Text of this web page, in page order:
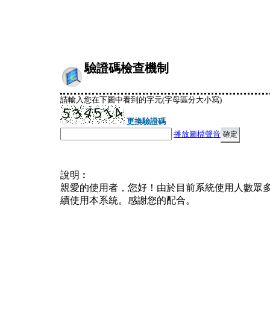
驗證碼檢查機制
請輸入您在下圖中看到的字元(字母區分大小寫)
更換驗證碼
播放圖檔聲音
說明︰
親愛的使用者，您好！由於目前系統使用人數眾
續使用本系統。感謝您的配合。